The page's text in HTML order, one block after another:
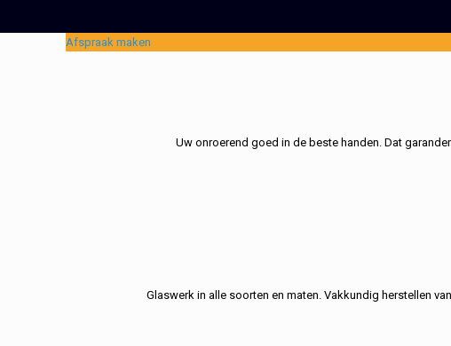
Afspraak maken
Uw onroerend goed in de beste handen. Dat
Glaswerk in alle soorten en maten. Vakkundig herstellen